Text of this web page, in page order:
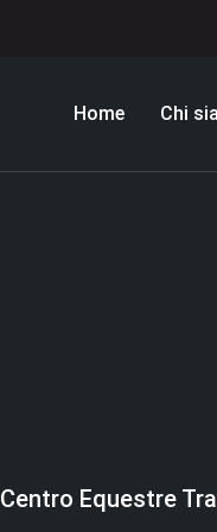
Home Chi
Centro Equestre